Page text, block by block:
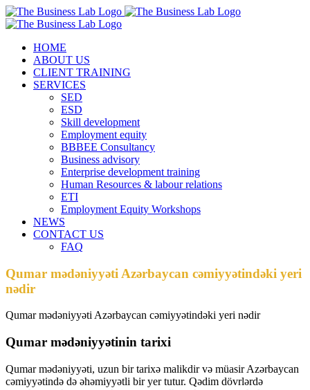
Skip
to
Facebook
Instagram
LinkedIn
HOME
ABOUT US
CLIENT TRAINING
SERVICES
SED
ESD
Skill development
Employment equity
BBBEE Consultancy
Business advisory
Enterprise development training
Human Resources & labour relations
ETI
Employment Equity Workshops
NEWS
CONTACT US
FAQ
Qumar mədəniyyəti Azərbaycan cəmiyyətindəki yeri
nədir
Qumar mədəniyyəti Azərbaycan cəmiyyətindəki yeri nədir
Qumar mədəniyyətinin tarixi
Qumar mədəniyyəti, uzun bir tarixə malikdir və müasir Azərbaycan
cəmiyyətində də əhəmiyyətli bir yer tutur. Qədim dövrlərdə